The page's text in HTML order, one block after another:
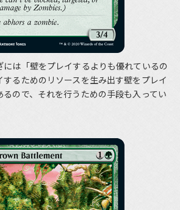
は「壁をプレイするよりも優れているの
するためのリソースを生み出す壁をプレイ
ので、それを行うための手段も入ってい